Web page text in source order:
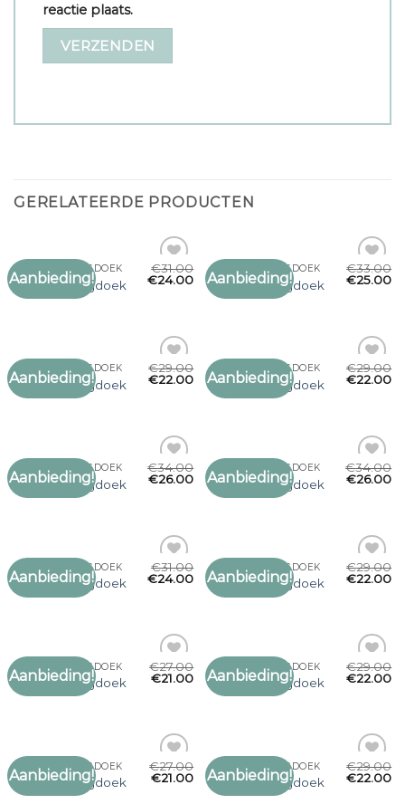
reactie plaats.
GERELATEERDE PRODUCTEN
Aanbieding!
Toevoegen
GROTE OMSLAGDOEK
grote omslagdoek
€31.00
€24.00 Aanbieding!
Toevoegen
GROTE OMSLAGDOEK
grote omslagdoek
€33.00
€25.00
Aanbieding!
Toevoegen
GROTE OMSLAGDOEK
grote omslagdoek
€29.00
€22.00 Aanbieding!
Toevoegen
GROTE OMSLAGDOEK
grote omslagdoek
€29.00
€22.00
Aanbieding!
Toevoegen
GROTE OMSLAGDOEK
grote omslagdoek
€34.00
€26.00 Aanbieding!
Toevoegen
GROTE OMSLAGDOEK
grote omslagdoek
€34.00
€26.00
Aanbieding!
Toevoegen
GROTE OMSLAGDOEK
grote omslagdoek
€31.00
€24.00 Aanbieding!
Toevoegen
GROTE OMSLAGDOEK
grote omslagdoek
€29.00
€22.00
Aanbieding!
Toevoegen
GROTE OMSLAGDOEK
grote omslagdoek
€27.00
€21.00 Aanbieding!
Toevoegen
GROTE OMSLAGDOEK
grote omslagdoek
€29.00
€22.00
Aanbieding!
Toevoegen
GROTE OMSLAGDOEK
grote omslagdoek
€27.00
€21.00 Aanbieding!
Toevoegen
GROTE OMSLAGDOEK
grote omslagdoek
€29.00
€22.00